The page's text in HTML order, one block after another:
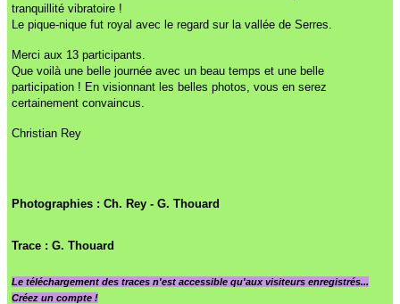
tranquillité vibratoire !
Le pique-nique fut royal avec le regard sur la vallée de Serres.
Merci aux 13 participants.
Que voilà une belle journée avec un beau temps et une belle
participation ! En visionnant les belles photos, vous en serez
certainement convaincus.
Christian Rey
Photographies : Ch. Rey - G. Thouard
Trace : G. Thouard
Le téléchargement des traces n'est accessible qu'aux visiteurs enregistrés...
Créez un compte !